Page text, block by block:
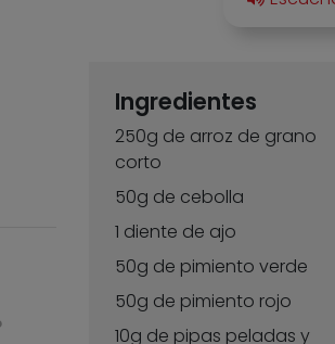
Ingredientes
250g de arroz de grano
corto
50g de cebolla
1 diente de ajo
50g de pimiento verde
50g de pimiento rojo
10g de pipas peladas y